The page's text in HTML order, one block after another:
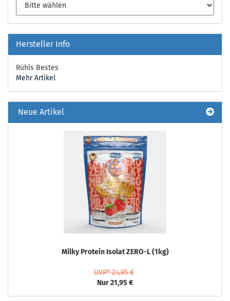
Hersteller Info
Rühls Bestes
Mehr Artikel
Neue Artikel
Milky Protein Isolat ZERO-L (1kg)
UVP* 24,95 €
Nur 21,95 €